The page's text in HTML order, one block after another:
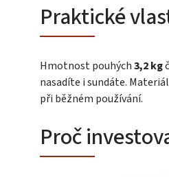
Praktické
Hmotnost pouhých3,2 kg
nasadíte i sundáte.
při běžném používání.
Proč